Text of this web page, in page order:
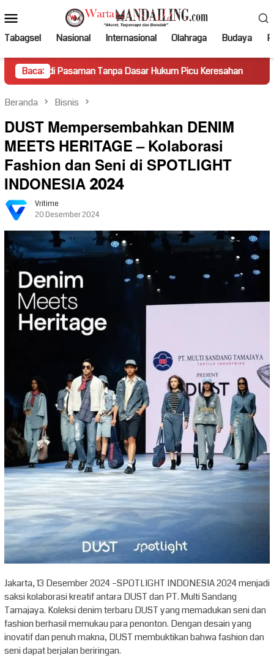
ke
kontenMobile
Tabagsel Nasional Internasional Olahraga Budaya
Baca:Tanpa Dasar Hukum Picu Keresahan Truk Miring
Beranda Bisnis
DUST Mempersembahkan DENIM
MEETS HERITAGE – Kolaborasi
Fashion dan Seni di SPOTLIGHT
INDONESIA 2024
Vritime
20 Desember 2024
Jakarta, 13 Desember 2024 –SPOTLIGHT INDONESIA 2024 menjadi
saksi kolaborasi kreatif antara DUST dan PT. Multi Sandang
Tamajaya. Koleksi denim terbaru DUST yang memadukan seni dan
fashion berhasil memukau para penonton. Dengan desain yang
inovatif dan penuh makna, DUST membuktikan bahwa fashion dan
seni dapat berjalan beriringan.